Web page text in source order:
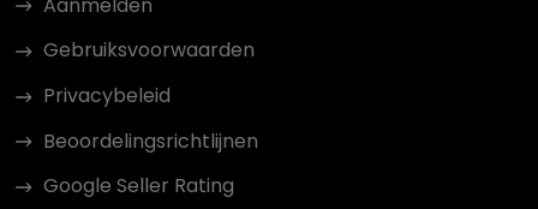
Gebruiksvoorwaarden
Privacybeleid
Beoordelingsrichtlijnen
Google Seller Rating